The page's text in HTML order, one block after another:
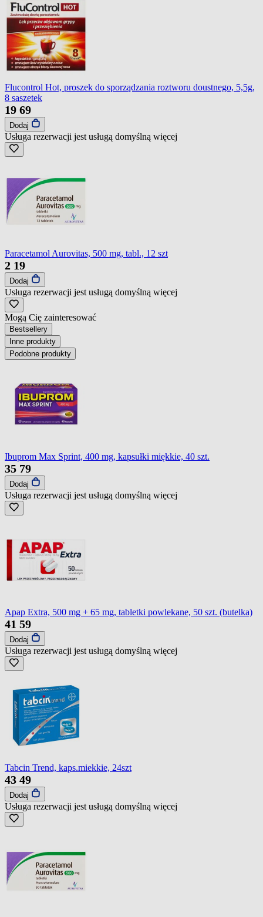
Flucontrol Hot, proszek do sporządzania roztworu doustnego, 5,5g,
8 saszetek
19 69
Dodaj
Usługa rezerwacji jest usługą domyślną więcej
Paracetamol Aurovitas, 500 mg, tabl., 12 szt
2 19
Dodaj
Usługa rezerwacji jest usługą domyślną więcej
Mogą Cię zainteresować
Bestsellery
Inne produkty
Podobne produkty
Ibuprom Max Sprint, 400 mg, kapsułki miękkie, 40 szt.
35 79
Dodaj
Usługa rezerwacji jest usługą domyślną więcej
Apap Extra, 500 mg + 65 mg, tabletki powlekane, 50 szt. (butelka)
41 59
Dodaj
Usługa rezerwacji jest usługą domyślną więcej
Tabcin Trend, kaps.miekkie, 24szt
43 49
Dodaj
Usługa rezerwacji jest usługą domyślną więcej